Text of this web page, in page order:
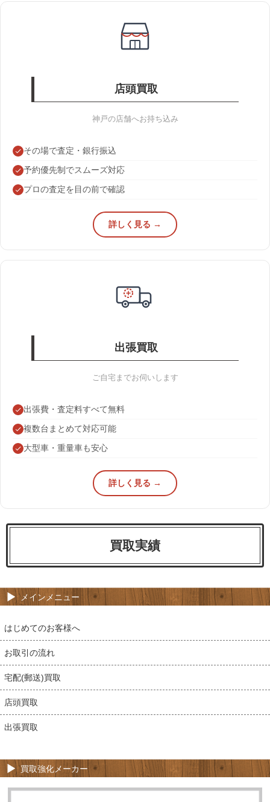
店頭買取
神戸の店舗へお持ち込み
その場で査定・銀行振込
予約優先制でスムーズ対応
プロの査定を目の前で確認
詳しく見る →
出張買取
ご自宅までお伺いします
出張費・査定料すべて無料
複数台まとめて対応可能
大型車・重量車も安心
詳しく見る →
買取実績
メインメニュー
はじめてのお客様へ
お取引の流れ
宅配(郵送)買取
店頭買取
出張買取
買取強化メーカー